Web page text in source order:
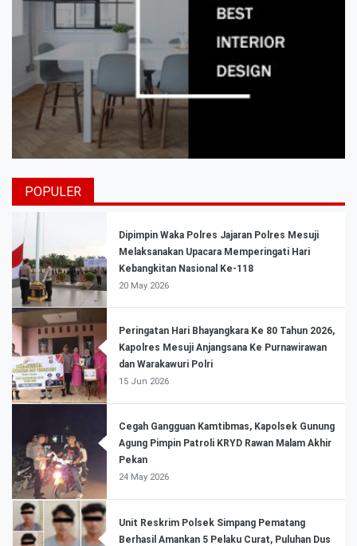
POPULER
Dipimpin Waka Polres Jajaran Polres Mesuji
Melaksanakan Upacara Memperingati Hari
Kebangkitan Nasional Ke-118
20 May 2026
Peringatan Hari Bhayangkara Ke 80 Tahun 2026,
Kapolres Mesuji Anjangsana Ke Purnawirawan
dan Warakawuri Polri
15 Jun 2026
Cegah Gangguan Kamtibmas, Kapolsek Gunung
Agung Pimpin Patroli KRYD Rawan Malam Akhir
Pekan
24 May 2026
Unit Reskrim Polsek Simpang Pematang
Berhasil Amankan 5 Pelaku Curat, Puluhan Dus